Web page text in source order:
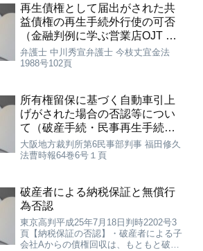
再生債権として届出がされた共
益債権の再生手続外行使の可否
（金融判例に学ぶ営業店OJT 融
資業務編）
弁護士 中川秀宣弁護士 今枝丈宜金法
1988号102頁
所有権留保に基づく自動車引上
げがされた場合の否認等につい
て（破産手続・民事再生手続に
おける否認権等の法律問題 第1
回）
大阪地方裁判所第6民事部判事 福田修久
法曹時報64巻6号１頁
破産者による納税保証と無償行
為否認
東京高判平成25年7月18日判時2202号3
頁【納税保証の否認】・破産者による子
会社Aからの債権回収は、もともと破産